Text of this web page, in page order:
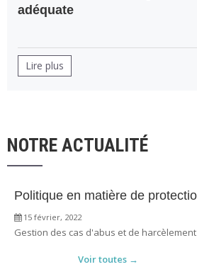
adéquate
Lire plus
NOTRE ACTUALITÉ
Politique en matière de
15 février, 2022
Gestion des cas d'abus et de harcèlement
Voir toutes →